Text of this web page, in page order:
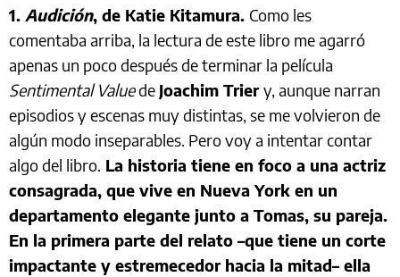
1. Audición, de Katie Kitamura. Como les
comentaba arriba, la lectura de este libro me agarró
apenas un poco después de terminar la película
Sentimental Valuede Joachim Triery, aunque narran
episodios y escenas muy distintas, se me volvieron de
algún modo inseparables. Pero voy a intentar contar
algo del libro. La historia tiene en foco a una actriz
consagrada, que vive en Nueva York en un
departamento elegante junto a Tomas, su pareja.
En la primera parte del relato –que tiene un corte
impactante y estremecedor hacia la mitad– ella